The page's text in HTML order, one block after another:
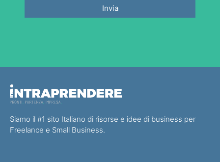
Invia
Siamo il #1 sito Italiano di risorse e idee di business per
Freelance e Small Business.